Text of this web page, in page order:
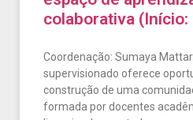
colaborativa (Início:
Coordenação: Sumaya
supervisionado oferece
construção de uma
formada por docentes